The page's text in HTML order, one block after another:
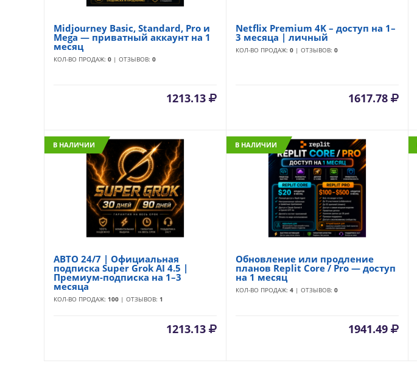
Midjourney Basic, Standard, Pro и
Mega — приватный аккаунт на 1
месяц
КОЛ-ВО ПРОДАЖ: 0 | ОТЗЫВОВ: 0
1213.13
Netflix Premium 4K – доступ на 1–
3 месяца | личный
КОЛ-ВО ПРОДАЖ: 0 | ОТЗЫВОВ: 0
1617.78
В НАЛИЧИИ
АВТО 24/7 | Официальная
подписка Super Grok AI 4.5 |
Премиум-подписка на 1–3
месяца
КОЛ-ВО ПРОДАЖ: 100 | ОТЗЫВОВ: 1
1213.13
В НАЛИЧИИ
Обновление или продление
планов Replit Core / Pro — доступ
на 1 месяц
КОЛ-ВО ПРОДАЖ: 4 | ОТЗЫВОВ: 0
1941.49